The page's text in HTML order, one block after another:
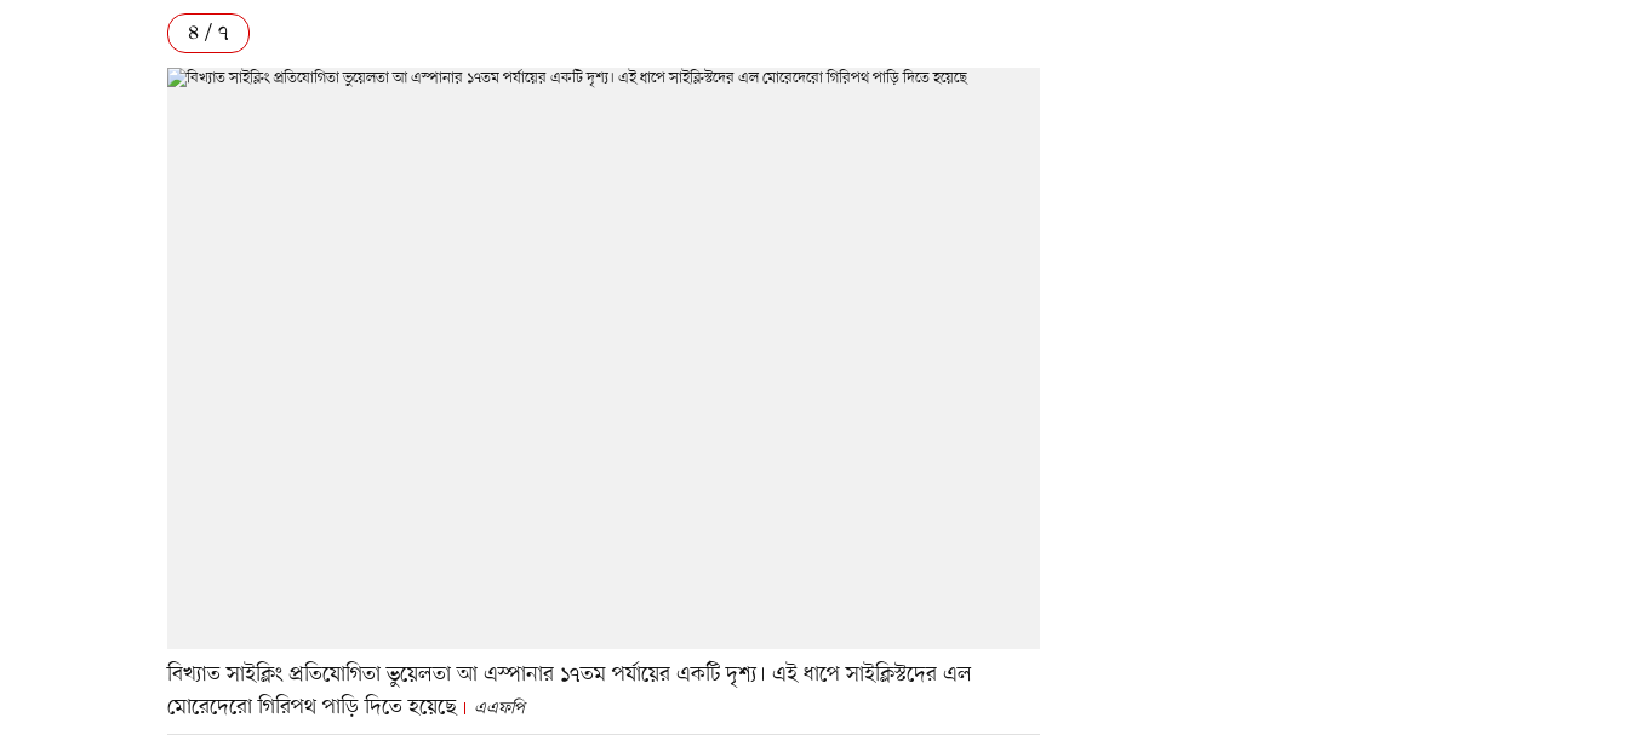
৪ / ৭
বিখ্যাত সাইক্লিং প্রতিযোগিতা ভুয়েলতা আ এস্পানার ১৭তম পর্যায়ের একটি দৃশ্য। এই ধাপে সাইক্লিস্টদের এল
মোরেদেরো গিরিপথ পাড়ি দিতে হয়েছে
এএফপি